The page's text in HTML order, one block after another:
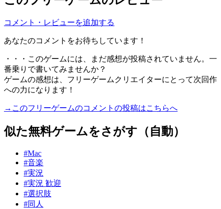
コメント・レビューを追加する
あなたのコメントをお待ちしています！
・・・このゲームには、まだ感想が投稿されていません。一
番乗りで書いてみませんか？
ゲームの感想は、フリーゲームクリエイターにとって次回作
への力になります！
→このフリーゲームのコメントの投稿はこちらへ
似た無料ゲームをさがす（自動）
#Mac
#音楽
#実況
#実況 歓迎
#選択肢
#同人